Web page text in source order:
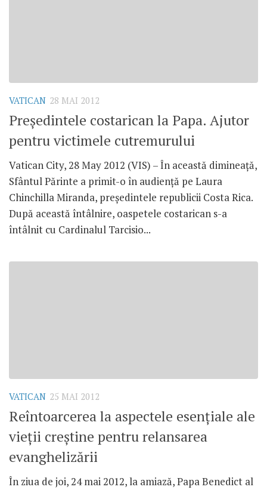
VATICAN 28 MAI 2012
Preşedintele costarican la Papa. Ajutor
pentru victimele cutremurului
Vatican City, 28 May 2012 (VIS) – În această dimineaţă,
Sfântul Părinte a primit-o în audienţă pe Laura
Chinchilla Miranda, preşedintele republicii Costa Rica.
După această întâlnire, oaspetele costarican s-a
întâlnit cu Cardinalul Tarcisio...
VATICAN 25 MAI 2012
Reîntoarcerea la aspectele esenţiale ale
vieţii creştine pentru relansarea
evanghelizării
În ziua de joi, 24 mai 2012, la amiază, Papa Benedict al